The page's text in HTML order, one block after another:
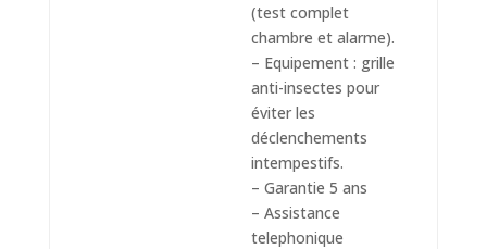
(test complet
chambre et alarme).
– Equipement : grille
anti-insectes pour
éviter les
déclenchements
intempestifs.
– Garantie 5 ans
– Assistance
telephonique